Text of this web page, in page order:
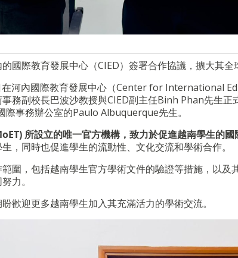
本科和研究生課程招收越南學生，同時也促進學生的流
國際教育發展中心（CIED）簽署合作協議，擴大其全
河內國際教育發展中心（Center for International
務副校長巴波沙教授與CIED副主任Binh Phan先生
事務辦公室的Paulo Albuquerque先生。
所設立的唯一官方機構，致力於促進越南學生的國
，同時也促進學生的流動性、文化交流和學術合作。
圍，包括越南學生官方學術文件的驗證等措施，以及
力。
歡迎更多越南學生加入其充滿活力的學術交流。